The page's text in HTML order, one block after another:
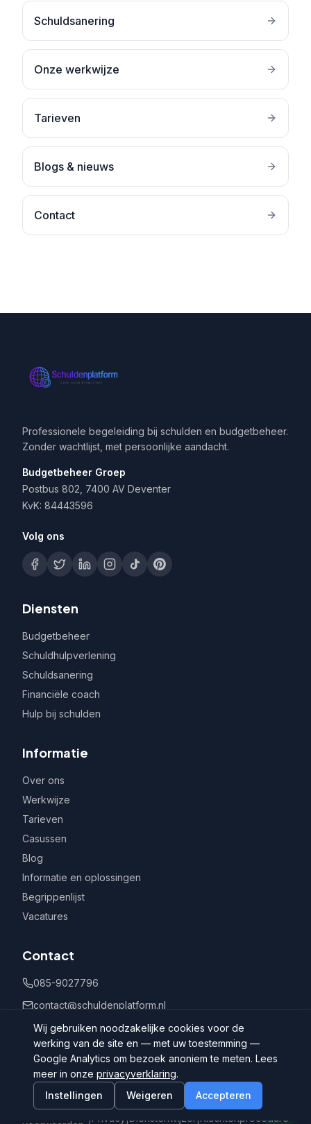
Schuldsanering
Onze werkwijze
Tarieven
Blogs & nieuws
Contact
Professionele begeleiding bij schulden en budgetbeheer.
Zonder wachtlijst, met persoonlijke aandacht.
Budgetbeheer Groep
Postbus 802, 7400 AV Deventer
KvK: 84443596
Volg ons
Diensten
Budgetbeheer
Schuldhulpverlening
Schuldsanering
Financiële coach
Hulp bij schulden
Informatie
Over ons
Werkwijze
Tarieven
Casussen
Blog
Informatie en oplossingen
Begrippenlijst
Vacatures
Contact
085-9027796
contact@schuldenplatform.nl
Postbus 802, 7400 AV Deventer
©
Schuldenplatform.nl
Algemene
|Privacy |Dienstenwijzer |Klachtenprocedure
Wij gebruiken noodzakelijke cookies voor de
werking van de site en — met uw toestemming —
Google Analytics om bezoek anoniem te meten. Lees
meer in onze privacyverklaring.
Instellingen
Weigeren Accepteren